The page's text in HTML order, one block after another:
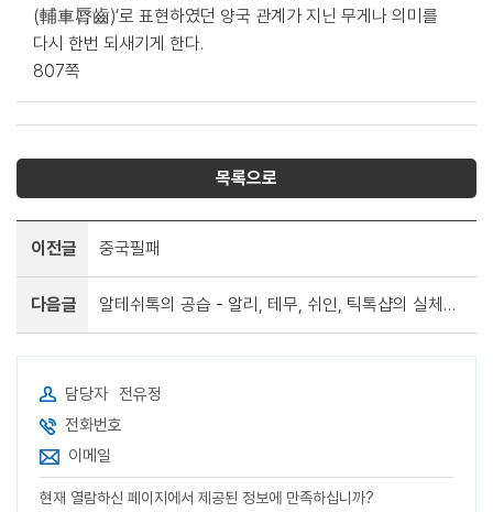
(輔車脣齒)’로 표현하였던 양국 관계가 지닌 무게나 의미를
다시 한번 되새기게 한다.
807쪽
목록으로
이전글 중국필패
다음글 알테쉬톡의 공습 - 알리, 테무, 쉬인, 틱톡샵의 실체와 우리의 대응 전략
담당자 전유정
전화번호
이메일
현재 열람하신 페이지에서 제공된 정보에 만족하십니까?